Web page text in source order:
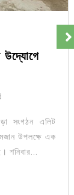
উদ্যোগে
সংগঠন এলিট
উপলক্ষে এক
শনিবার...